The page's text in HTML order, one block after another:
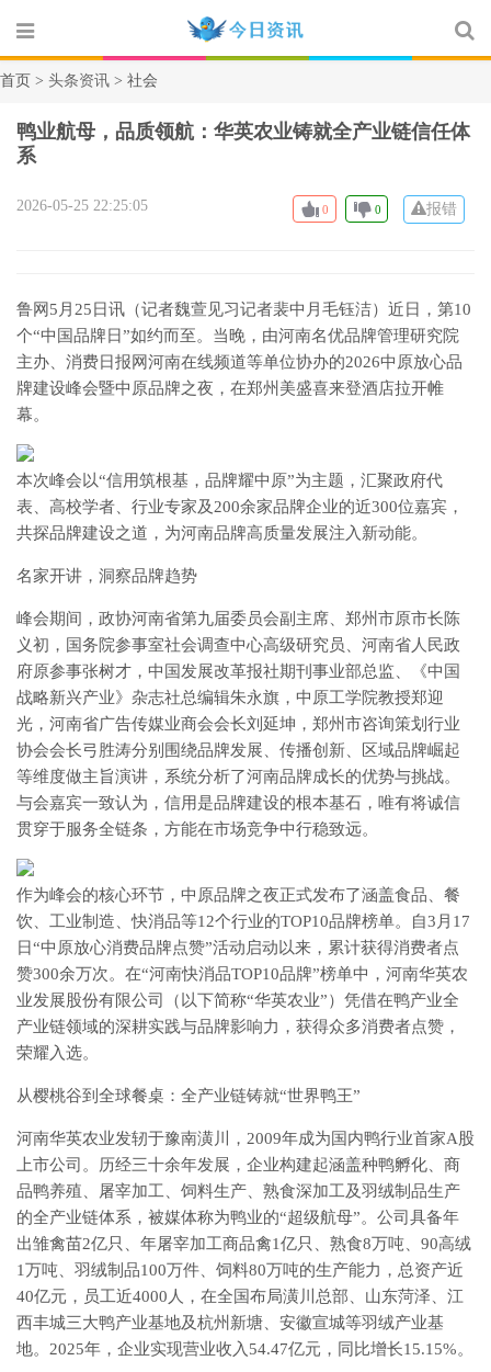
首页 > 头条资讯 > 社会
鸭业航母，品质领航：华英农业铸就全产业链信任体
系
0 0 报错
2026-05-25 22:25:05
鲁网5月25日讯（记者魏萱见习记者裴中月毛钰洁）近日，第10
个“中国品牌日”如约而至。当晚，由河南名优品牌管理研究院
主办、消费日报网河南在线频道等单位协办的2026中原放心品
牌建设峰会暨中原品牌之夜，在郑州美盛喜来登酒店拉开帷
幕。
本次峰会以“信用筑根基，品牌耀中原”为主题，汇聚政府代
表、高校学者、行业专家及200余家品牌企业的近300位嘉宾，
共探品牌建设之道，为河南品牌高质量发展注入新动能。
名家开讲，洞察品牌趋势
峰会期间，政协河南省第九届委员会副主席、郑州市原市长陈
义初，国务院参事室社会调查中心高级研究员、河南省人民政
府原参事张树才，中国发展改革报社期刊事业部总监、《中国
战略新兴产业》杂志社总编辑朱永旗，中原工学院教授郑迎
光，河南省广告传媒业商会会长刘延坤，郑州市咨询策划行业
协会会长弓胜涛分别围绕品牌发展、传播创新、区域品牌崛起
等维度做主旨演讲，系统分析了河南品牌成长的优势与挑战。
与会嘉宾一致认为，信用是品牌建设的根本基石，唯有将诚信
贯穿于服务全链条，方能在市场竞争中行稳致远。
作为峰会的核心环节，中原品牌之夜正式发布了涵盖食品、餐
饮、工业制造、快消品等12个行业的TOP10品牌榜单。自3月17
日“中原放心消费品牌点赞”活动启动以来，累计获得消费者点
赞300余万次。在“河南快消品TOP10品牌”榜单中，河南华英农
业发展股份有限公司（以下简称“华英农业”）凭借在鸭产业全
产业链领域的深耕实践与品牌影响力，获得众多消费者点赞，
荣耀入选。
从樱桃谷到全球餐桌：全产业链铸就“世界鸭王”
河南华英农业发轫于豫南潢川，2009年成为国内鸭行业首家A股
上市公司。历经三十余年发展，企业构建起涵盖种鸭孵化、商
品鸭养殖、屠宰加工、饲料生产、熟食深加工及羽绒制品生产
的全产业链体系，被媒体称为鸭业的“超级航母”。公司具备年
出雏禽苗2亿只、年屠宰加工商品禽1亿只、熟食8万吨、90高绒
1万吨、羽绒制品100万件、饲料80万吨的生产能力，总资产近
40亿元，员工近4000人，在全国布局潢川总部、山东菏泽、江
西丰城三大鸭产业基地及杭州新塘、安徽宣城等羽绒产业基
地。2025年，企业实现营业收入54.47亿元，同比增长15.15%。